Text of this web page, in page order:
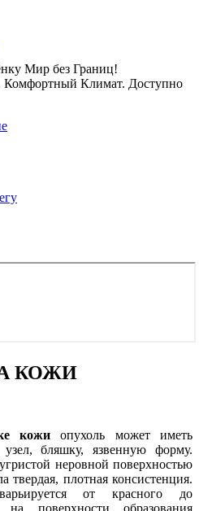
Мир без Границ!
Комфортный Климат. Доступно
КОЖИ
кожи опухоль может иметь
узел, бляшку, язвенную форму.
неровной поверхностью
твердая, плотная консистенция.
от красного до
поверхности образования